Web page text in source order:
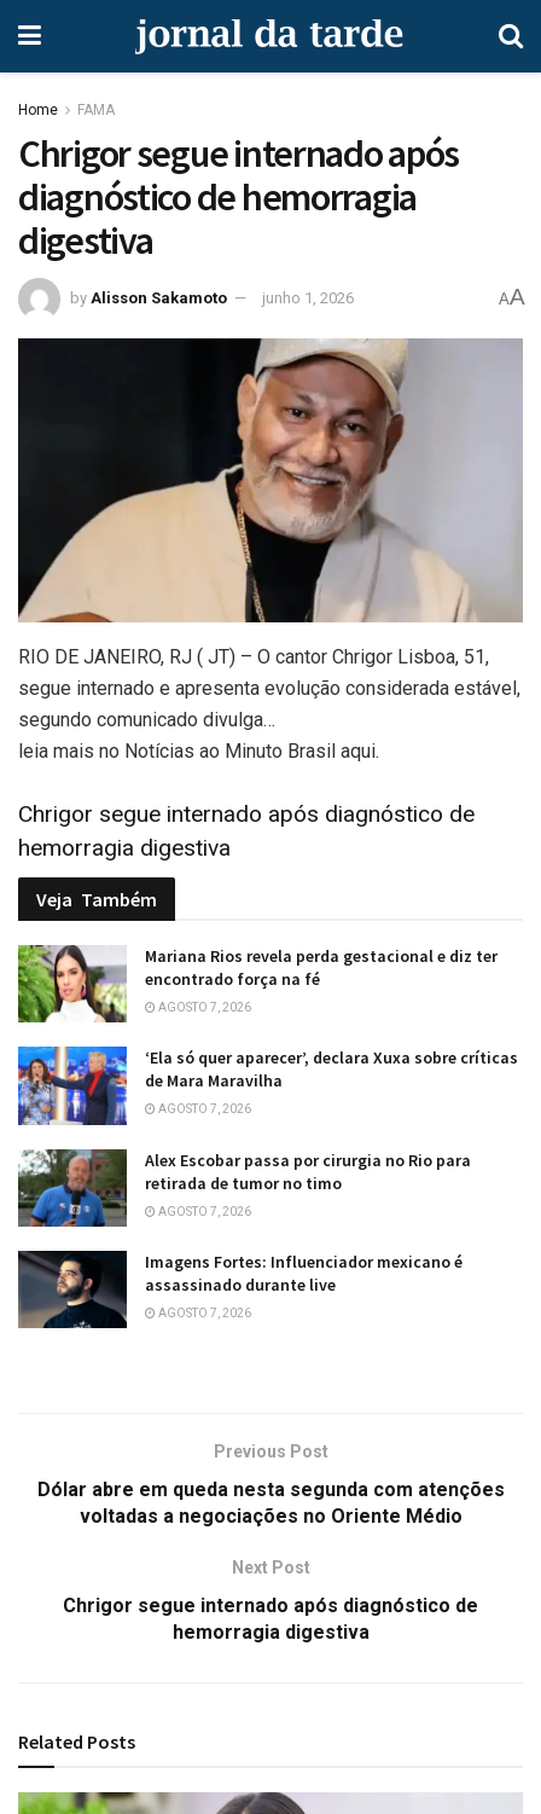
Home FAMA
Chrigor segue internado após
diagnóstico de hemorragia
digestiva
by Alisson Sakamoto junho 1, 2026 AA
RIO DE JANEIRO, RJ ( JT) – O cantor Chrigor Lisboa, 51,
segue internado e apresenta evolução considerada estável,
segundo comunicado divulga…
leia mais no Notícias ao Minuto Brasil aqui.
Chrigor segue internado após diagnóstico de
hemorragia digestiva
Veja Também
Mariana Rios revela perda gestacional e diz ter
encontrado força na fé
AGOSTO 7, 2026
‘Ela só quer aparecer’, declara Xuxa sobre críticas
de Mara Maravilha
AGOSTO 7, 2026
Alex Escobar passa por cirurgia no Rio para
retirada de tumor no timo
AGOSTO 7, 2026
Imagens Fortes: Influenciador mexicano é
assassinado durante live
AGOSTO 7, 2026
Previous Post
Dólar abre em queda nesta segunda com atenções
voltadas a negociações no Oriente Médio
Next Post
Chrigor segue internado após diagnóstico de
hemorragia digestiva
Related Posts